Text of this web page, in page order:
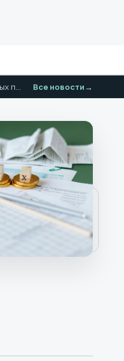
Курс юаня на 3 июля выше 11 рублей: что это значит для импортных покупок Все новости